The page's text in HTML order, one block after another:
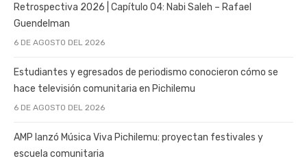
Retrospectiva 2026 | Capítulo 04: Nabi Saleh – Rafael
Guendelman
6 DE AGOSTO DEL 2026
Estudiantes y egresados de periodismo conocieron cómo se
hace televisión comunitaria en Pichilemu
6 DE AGOSTO DEL 2026
AMP lanzó Música Viva Pichilemu: proyectan festivales y
escuela comunitaria